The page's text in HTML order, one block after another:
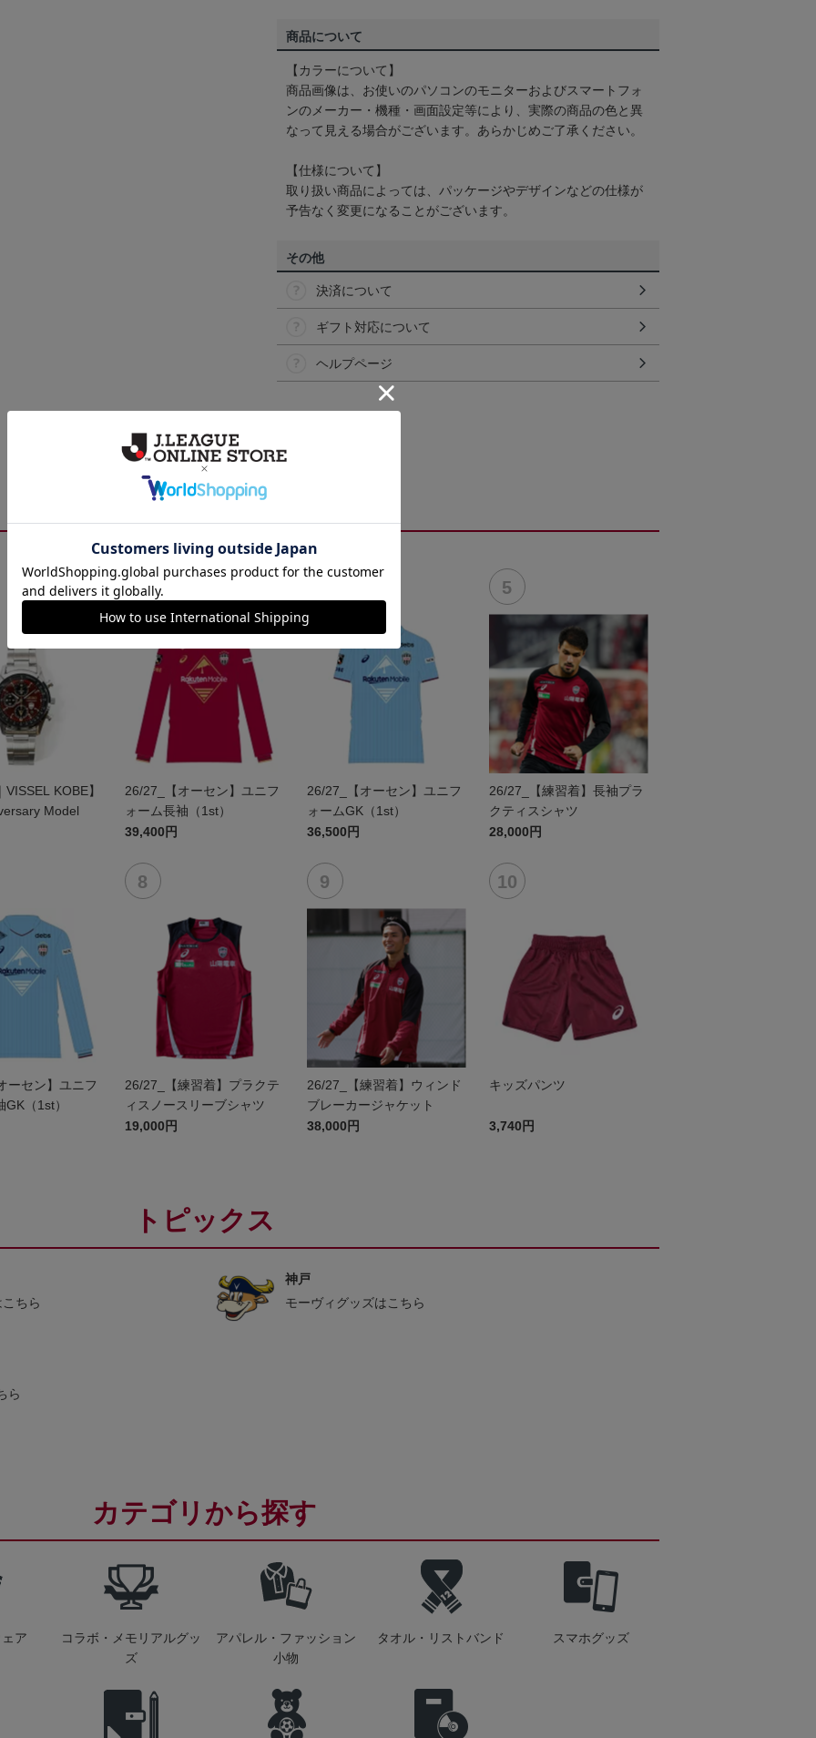
商品について
【カラーについて】
商品画像は、お使いのパソコンのモニターおよびスマートフォ
ンのメーカー・機種・画面設定等により、実際の商品の色と異
なって見える場合がございます。あらかじめご了承ください。
【仕様について】
取り扱い商品によっては、パッケージやデザインなどの仕様が
予告なく変更になることがございます。
その他
決済について
ギフト対応について
ヘルプページ
VISSEL KOBE】
Model
26/27_【オーセン】ユニフ
ォーム長袖（1st）
39,400円
26/27_【オーセン】ユニフ
ォームGK（1st）
36,500円
26/27_【練習着】長袖プラ
クティスシャツ
28,000円
ーセン】ユニフ
GK（1st）
26/27_【練習着】プラクテ
ィスノースリーブシャツ
19,000円
26/27_【練習着】ウィンド
ブレーカージャケット
38,000円
キッズパンツ
3,740円
トピックス
ちら
神戸
モーヴィグッズはこちら
ら
カテゴリから探す
ア
コラボ・メモリアルグッ
ズ
アパレル・ファッション
小物
タオル・リストバンド スマホグッズ